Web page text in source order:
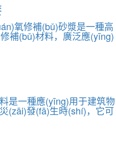
氧修補(bǔ)砂漿是一種高
補(bǔ)材料，廣泛應(yīng)
是一種應(yīng)用于建筑物
(zāi)發(fā)生時(shí)，它可